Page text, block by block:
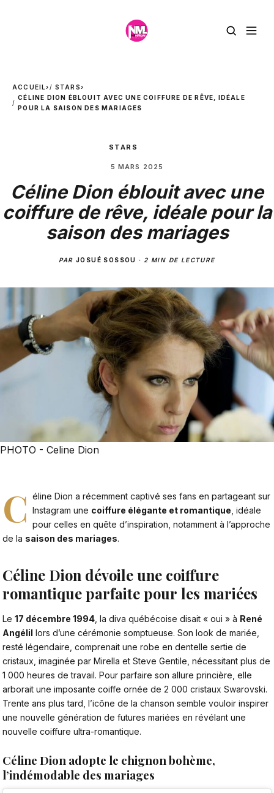
ACCUEIL› STARS›
CÉLINE DION ÉBLOUIT AVEC UNE COIFFURE DE RÊVE, IDÉALE
POUR LA SAISON DES MARIAGES
STARS
5 MARS 2025
Céline Dion éblouit avec une
coiffure de rêve, idéale pour la
saison des mariages
PARJOSUÉ SOSSOU · 2 MIN DE LECTURE
PHOTO - Celine Dion
C éline Dion a récemment captivé ses fans en partageant sur
Instagram une coiffure élégante et romantique , idéale
pour celles en quête d’inspiration, notamment à l’approche
de la saison des mariages.
Céline Dion dévoile une coiffure
romantique parfaite pour les mariées
Le 17 décembre 1994 , la diva québécoise disait « oui » à René
Angélil lors d’une cérémonie somptueuse. Son look de mariée,
resté légendaire, comprenait une robe en dentelle sertie de
cristaux, imaginée par Mirella et Steve Gentile, nécessitant plus de
1 000 heures de travail. Pour parfaire son allure princière, elle
arborait une imposante coiffe ornée de 2 000 cristaux Swarovski.
Trente ans plus tard, l’icône de la chanson semble vouloir inspirer
une nouvelle génération de futures mariées en révélant une
nouvelle coiffure ultra-romantique.
Céline Dion adopte le chignon bohème,
l’indémodable des mariages